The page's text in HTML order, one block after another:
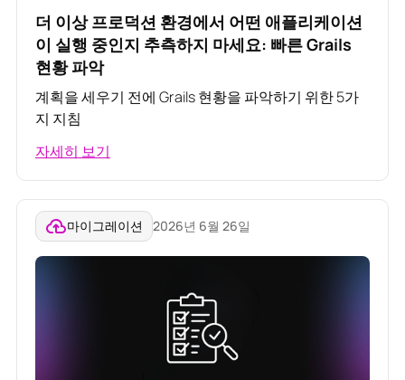
더 이상 프로덕션 환경에서 어떤 애플리케이션
이 실행 중인지 추측하지 마세요: 빠른 Grails
현황 파악
계획을 세우기 전에 Grails 현황을 파악하기 위한 5가
지 지침
자세히 보기
마이그레이션 2026년 6월 26일